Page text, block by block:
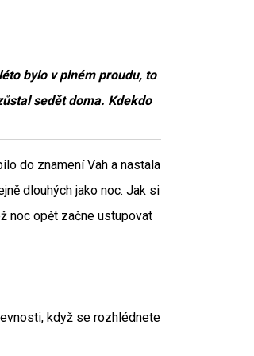
bylo v plném proudu, to
sedět doma. Kdekdo
do znamení Vah a nastala
dlouhých jako noc. Jak si
noc opět začne ustupovat
když se rozhlédnete